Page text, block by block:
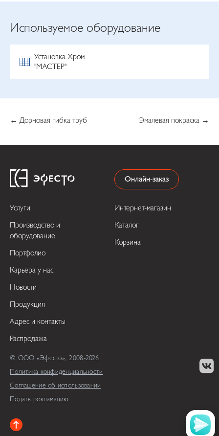
Используемое оборудование
Установка Хром
"МАСТЕР"
← Дорновая гибка труб Эмалевая покраска →
Услуги
Производство и
оборудование
Портфолио
Карьера у нас
Новости
Продукция
Адрес и контакты
Распродажа
Онлайн-заказ
Интернет-магазин
Каталог
Корзина
© ООО «Эфесто», 2008-2026
Политика конфиденциальности
Соглашение об использовании
Подать рекламацию